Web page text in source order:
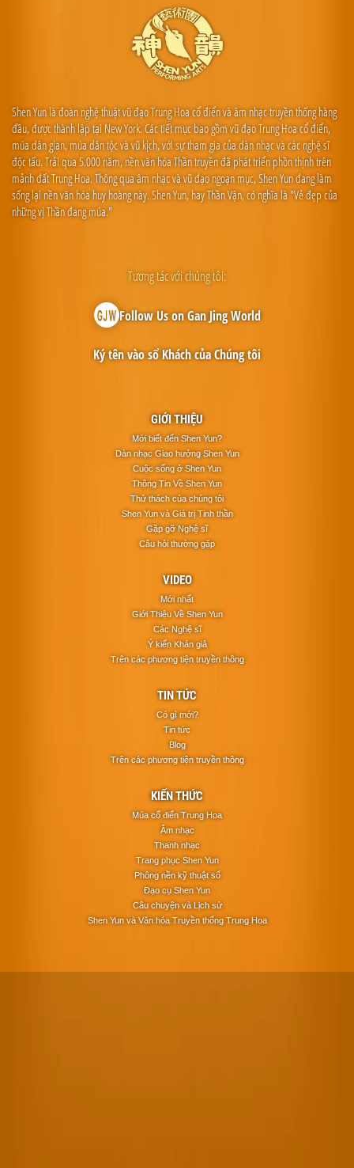
Shen Yun là đoàn nghệ thuật vũ đạo Trung Hoa cổ điển và âm nhạc truyền thống hàng
đầu, được thành lập tại New York. Các tiết mục bao gồm vũ đạo Trung Hoa cổ điển,
múa dân gian, múa dân tộc và vũ kịch, với sự tham gia của dàn nhạc và các nghệ sĩ
độc tấu. Trải qua 5.000 năm, nền văn hóa Thần truyền đã phát triển phồn thịnh trên
mảnh đất Trung Hoa. Thông qua âm nhạc và vũ đạo ngoạn mục, Shen Yun đang làm
sống lại nền văn hóa huy hoàng này. Shen Yun, hay Thần Vận, có nghĩa là "Vẻ đẹp của
những vị Thần đang múa."
GIỚI THIỆU
Mới biết đến Shen Yun?
Dàn nhạc Giao hưởng Shen Yun
Cuộc sống ở Shen Yun
Thông Tin Về Shen Yun
Thử thách của chúng tôi
Shen Yun và Giá trị Tinh thần
Gặp gỡ Nghệ sĩ
Câu hỏi thường gặp
VIDEO
Mới nhất
Giới Thiệu Về Shen Yun
Các Nghệ sĩ
Ý kiến Khán giả
Trên các phương tiện truyền thông
TIN TỨC
Có gì mới?
Tin tức
Blog
Trên các phương tiện truyền thông
KIẾN THỨC
Múa cổ điển Trung Hoa
Âm nhạc
Thanh nhạc
Trang phục Shen Yun
Phông nền kỹ thuật số
Đạo cụ Shen Yun
Câu chuyện và Lịch sử
Shen Yun và Văn hóa Truyền thống Trung Hoa
Tương tác với chúng tôi:
Follow Us on Gan Jing World
Ký tên vào sổ Khách của Chúng tôi